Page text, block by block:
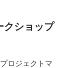
クショップ
ロジェクトマ